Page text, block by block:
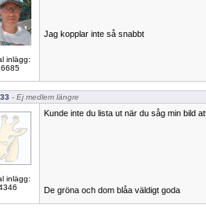
inlägg:
Jag kopplar inte så snabbt
- Ej medlem längre
inlägg:
Kunde inte du lista ut när du såg min bild
De gröna och dom blåa väldigt goda